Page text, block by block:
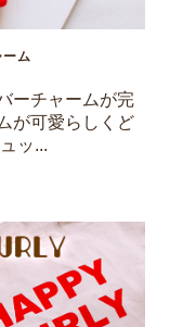
ム
ーチャームが完
が可愛らしくど
ッ...